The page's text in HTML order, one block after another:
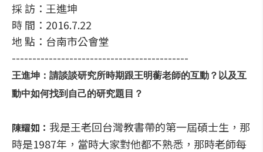
採 訪：王進坤
時 間：2016.7.22
地 點：台南市公會堂
-------------------------------------------
王進坤：請談談研究所時期跟王明蘅老師的互動？以及互
動中如何找到自己的研究題目？
陳耀如： 我是王老回台灣教書帶的第一屆碩士生，那
時是1987年，當時大家對他都不熟悉，那時老師每